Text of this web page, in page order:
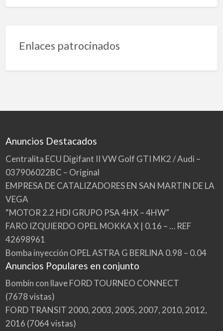
Enlaces patrocinados
Anuncios Destacados
Centralita ECU Digifant II VW Golf GTI MK2 / Audi –
037906022BC – Original
EMPRESA DE CATALIZADORES EN SAN MARTIN DE LA
VEGA
“MOTOR 2.2 HDI GRUPO PSA 4HX – 4HW”
FARO IZQUIERDO OPEL MOKKA X | 0.16 – … REF
42698961
Bomba inyección OPEL ASTRA G BERLINA 0.98 – 0.04
Anuncios Populares en conjunto
Bombín con llave FORD TOURNEO CONNECT
(7678 vistas)
FORD TRANSIT 2000, 2003, 2005, 2007, 2010, 2012,
2016 (7064 vistas)